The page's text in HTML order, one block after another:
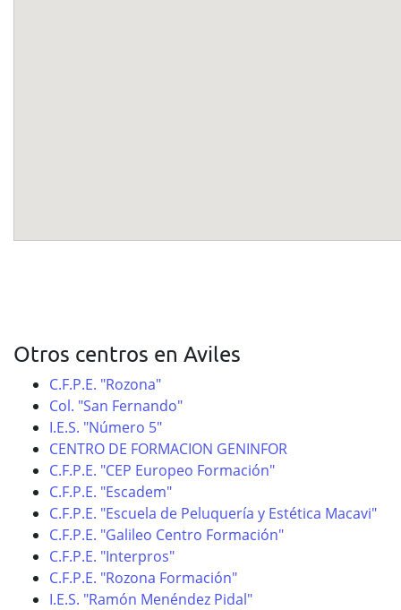
Otros centros en Aviles
C.F.P.E. "Rozona"
Col. "San Fernando"
I.E.S. "Número 5"
CENTRO DE FORMACION GENINFOR
C.F.P.E. "CEP Europeo Formación"
C.F.P.E. "Escadem"
C.F.P.E. "Escuela de Peluquería y Estética Macavi"
C.F.P.E. "Galileo Centro Formación"
C.F.P.E. "Interpros"
C.F.P.E. "Rozona Formación"
I.E.S. "Ramón Menéndez Pidal"